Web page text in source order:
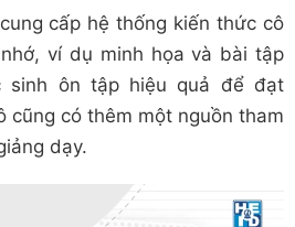
cấp hệ thống kiến thức cô
ví dụ minh họa và bài tập
sinh ôn tập hiệu quả để đạt
cũng có thêm một nguồn tham
dạy.